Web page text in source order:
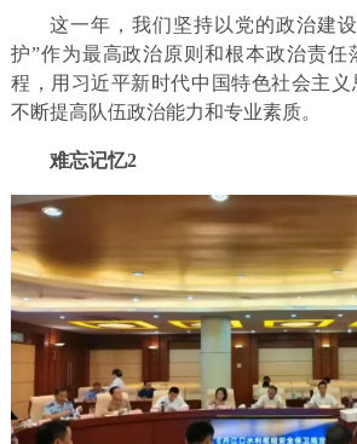
这一年，我们坚持以党的政治建
护”作为最高政治原则和根本政治责任
程，用习近平新时代中国特色社会主义
不断提高队伍政治能力和专业素质。
难忘记忆2